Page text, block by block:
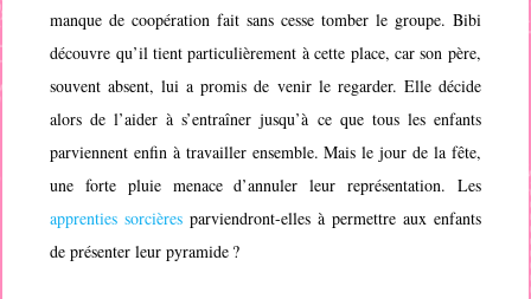
manque de coopération fait sans cesse tomber le groupe. Bibi
découvre qu’il tient particulièrement à cette place, car son père,
souvent absent, lui a promis de venir le regarder. Elle décide
alors de l’aider à s’entraîner jusqu’à ce que tous les enfants
parviennent enfin à travailler ensemble. Mais le jour de la fête,
une forte pluie menace d’annuler leur représentation. Les
apprenties sorcières parviendront-elles à permettre aux enfants
de présenter leur pyramide ?